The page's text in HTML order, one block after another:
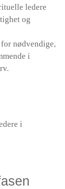
ledere
og
nødvendige,
i
i